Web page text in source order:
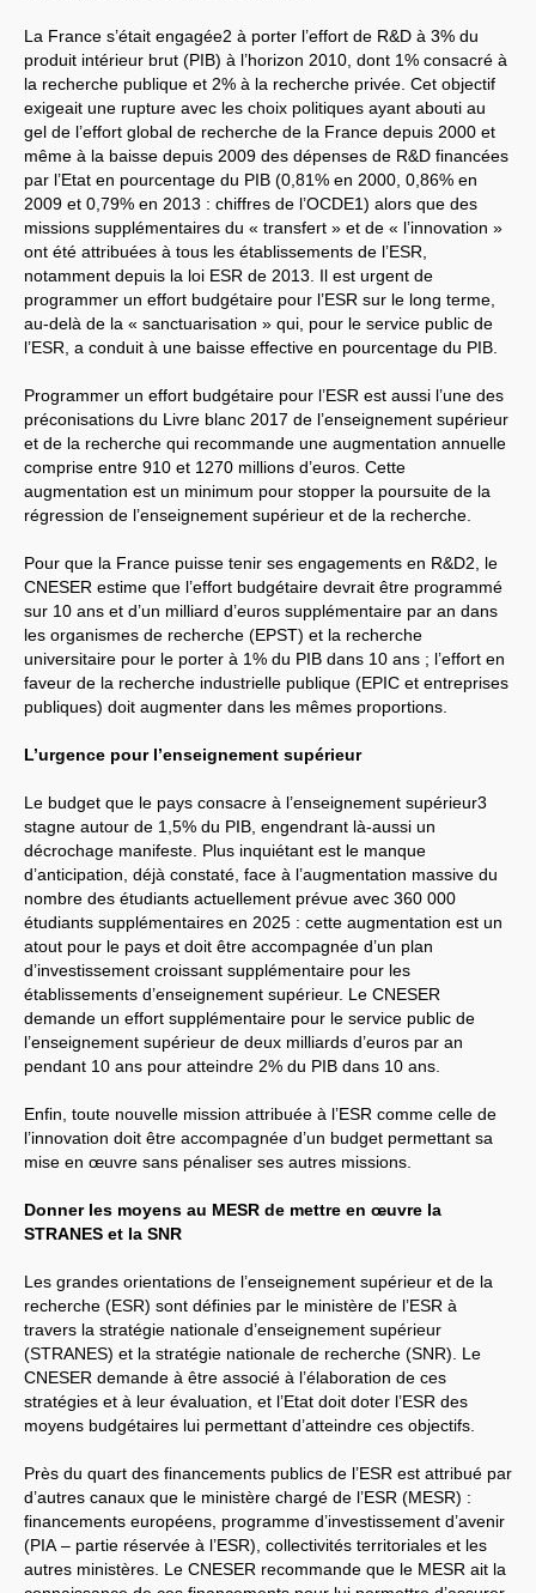
NGT: nouveauxOGM
Panneaux
photovoltaïques
SUIVI
DES
INSTANCES INRAE
INRAE 2030
LPR-HCERES
ÉLECTIONS2024
ELECTIONS
2022
ELECTIONS2020
L’ancienne rubrique de la
brancheINRA
L’actualité
Les instances
CA
CAPN-CCPC
CAPN-CR
Conseils de gestion des
départements
CT
carrière
mobilité
DossierOGM
Reconnaissance du
syndicat
brancheIRSTEA(ex-
Cemagref)
IRSTEA , 2018
IRSTEA, 2017
IRSTEA, 2016
IRSTEA, 2015
IRSTEA
, 2014
IRSTEA, 2013
Cemagref -IRSTEA, 2012
Cemagref, 2010
MandatCTPC2006-2009
Archives (2003 - 2006)
Naissance, Elections
2004-2008
CQ2005-2008
labellisation Carnot
Budget - crédits labos
Emploi
Doctorants
Stagiaires
GIEEditions
Action sociale
Inclassables
ADAS
100.CVPP
TechniquesINRAE
(jusqu’à 2022)
Université Gustave Eiffel
Contacts à l’IFSTTAR
Instances
INED
Sud-Ined en action
Sud-Ined s’engage
EXPRESSIONS DES SECTIONS
Auvergne
Bordeaux
CNRS DR15
la Délégation Aquitaine
CRDPS« Action Sociale »
(ex- CORAS )
CRDPS« Formation
Permanente » (ex-CRFP)
F4SCT (ex-CRHSCT
15
La France s’était engagée2 à porter l’effort de R&D à 3% du
produit intérieur brut (PIB) à l’horizon 2010, dont 1% consacré à
la recherche publique et 2% à la recherche privée. Cet objectif
exigeait une rupture avec les choix politiques ayant abouti au
gel de l’effort global de recherche de la France depuis 2000 et
même à la baisse depuis 2009 des dépenses de R&D financées
par l’Etat en pourcentage du PIB (0,81% en 2000, 0,86% en
2009 et 0,79% en 2013 : chiffres de l’OCDE1) alors que des
missions supplémentaires du « transfert » et de « l’innovation »
ont été attribuées à tous les établissements de l’ESR
notamment depuis la loi ESR de 2013. Il est urgent de
programmer un effort budgétaire pour l’ESR sur le long terme,
au-delà de la « sanctuarisation » qui, pour le service public de
l’ESR , a conduit à une baisse effective en pourcentage du PIB
Programmer un effort budgétaire pour l’ESR est aussi l’une des
préconisations du Livre blanc 2017 de l’enseignement supérieur
et de la recherche qui recommande une augmentation annuelle
comprise entre 910 et 1270 millions d’euros. Cette
augmentation est un minimum pour stopper la poursuite de la
régression de l’enseignement supérieur et de la recherche.
Pour que la France puisse tenir ses engagements en R&D2, le
CNESER estime que l’effort budgétaire devrait être programmé
sur 10 ans et d’un milliard d’euros supplémentaire par an dans
les organismes de recherche (EPST) et la recherche
universitaire pour le porter à 1% du PIB dans 10 ans ; l’effort en
faveur de la recherche industrielle publique (EPIC et entreprises
publiques) doit augmenter dans les mêmes proportions.
L’urgence pour l’enseignement supérieur
Le budget que le pays consacre à l’enseignement supérieur3
stagne autour de 1,5% du PIB , engendrant là-aussi un
décrochage manifeste. Plus inquiétant est le manque
d’anticipation, déjà constaté, face à l’augmentation massive du
nombre des étudiants actuellement prévue avec 360 000
étudiants supplémentaires en 2025 : cette augmentation est un
atout pour le pays et doit être accompagnée d’un plan
d’investissement croissant supplémentaire pour les
établissements d’enseignement supérieur. Le CNESER
demande un effort supplémentaire pour le service public de
l’enseignement supérieur de deux milliards d’euros par an
pendant 10 ans pour atteindre 2% du PIB dans 10 ans.
Enfin, toute nouvelle mission attribuée à l’ESR comme celle de
l’innovation doit être accompagnée d’un budget permettant sa
mise en œuvre sans pénaliser ses autres missions.
Donner les moyens au MESR de mettre en œuvre la
STRANES et la SNR
Les grandes orientations de l’enseignement supérieur et de la
recherche (ESR) sont définies par le ministère de l’ESR à
travers la stratégie nationale d’enseignement supérieur
(STRANES) et la stratégie nationale de recherche (SNR). Le
CNESER demande à être associé à l’élaboration de ces
stratégies et à leur évaluation, et l’Etat doit doter l’ESR des
moyens budgétaires lui permettant d’atteindre ces objectifs.
Près du quart des financements publics de l’ESR est attribué par
d’autres canaux que le ministère chargé de l’ESR (MESR) :
financements européens, programme d’investissement d’avenir
(PIA – partie réservée à l’ESR), collectivités territoriales et les
autres ministères. Le CNESER recommande que le MESR ait la